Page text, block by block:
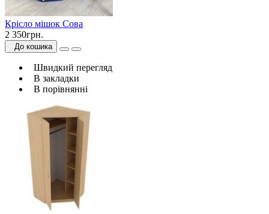
Крісло мішок Сова
2 350грн.
До кошика
Швидкий перегляд
В закладки
В порівнянні